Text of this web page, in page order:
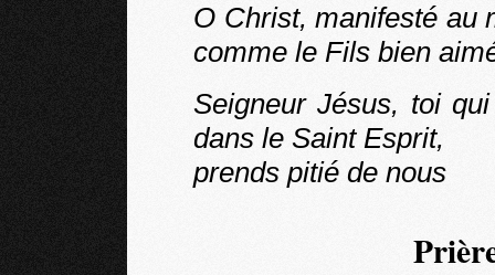
O Christ, manifesté au
comme le Fils bien
Seigneur Jésus, toi
dans le Saint Esprit,
prends pitié de nous